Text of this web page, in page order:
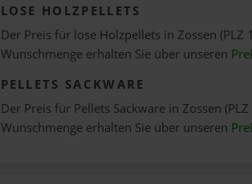
LOSE HOLZPELLETS
Der Preis für lose Holzpellets in Zossen (PLZ
Wunschmenge erhalten Sie über unseren
PELLETS SACKWARE
Der Preis für Pellets Sackware in Zossen
Wunschmenge erhalten Sie über unseren